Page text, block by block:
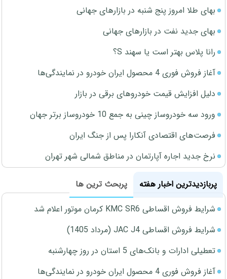
بهای طلا امروز پنج شنبه در بازارهای جهانی
بهای جدید نفت در بازارهای جهانی
رانا پلاس بهتر است یا سهند S؟
آغاز فروش فوری 4 محصول ایران خودرو در نمایندگی‌ها
دلیل افزایش قیمت خودروهای برقی در بازار
ورود سه خودروساز چینی به جمع 10 خودروساز برتر جهان
فرصت‌های اقتصادی آنکارا پس از جنگ ایران
نرخ جدید اجاره آپارتمان در مناطق شمالی شهر تهران
پربازدیدترین اخبار هفته
پربحث ترین ها
شرایط فروش اقساطی KMC SR6 کرمان موتور اعلام شد
شرایط فروش اقساطی JAC J4 (مرداد 1405)
تعطیلی ادارات و بانک‌های 5 استان در روز چهارشنبه
آغاز فروش فوری 4 محصول ایران خودرو در نمایندگی‌ها